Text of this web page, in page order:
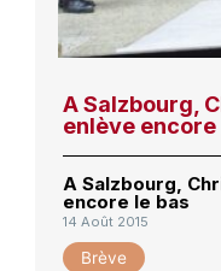
A Salzbourg,
enlève encore
A Salzbourg,
encore le bas
14 Août 2015
Brève